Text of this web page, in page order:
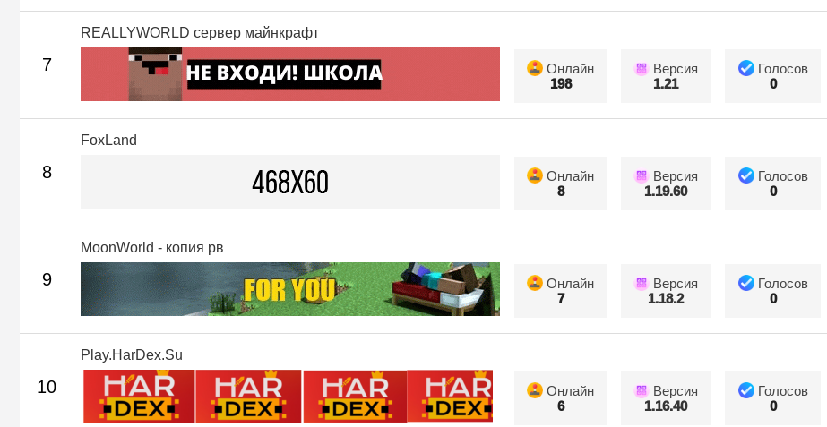
7
REALLYWORLD сервер майнкрафт
Онлайн
198
Версия
1.21
Голосов
0
8
FoxLand
Онлайн
8
Версия
1.19.60
Голосов
0
9
MoonWorld - копия рв
Онлайн
7
Версия
1.18.2
Голосов
0
10
Play.HarDex.Su
Онлайн
6
Версия
1.16.40
Голосов
0